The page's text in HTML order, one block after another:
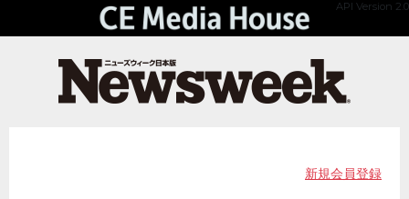
API Version 2.0
新規会員登録